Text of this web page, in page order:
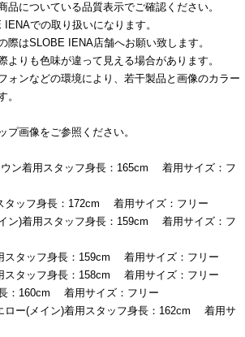
についている品質表示でご確認ください。
での取り扱いになります。
際はSLOBE IENA店舗へお願い致します。
りも色味が違って見える場合があります。
ォンなどの環境により、若干製品と画像のカラー
。
画像をご参照ください。
ン着用スタッフ身長：165cm 着用サイズ：フ
タッフ身長：172cm 着用サイズ：フリー
ン)着用スタッフ身長：159cm 着用サイズ：フ
スタッフ身長：159cm 着用サイズ：フリー
スタッフ身長：158cm 着用サイズ：フリー
：160cm 着用サイズ：フリー
ロー(メイン)着用スタッフ身長：162cm 着用サ